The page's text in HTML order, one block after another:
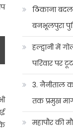
ठिकाना
बनभूलपुरा
हल्द्वानी में
परिवार पर
3. नैनीताल
तक प्रमुख
महापौर की